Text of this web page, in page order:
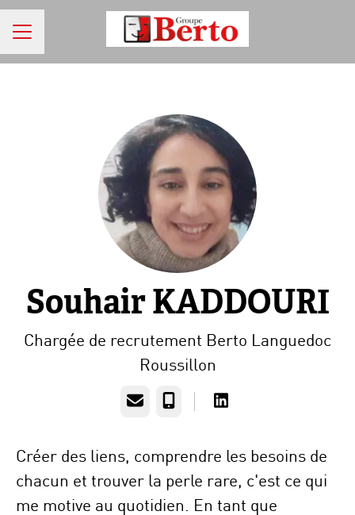
MENU CARRIÈRE
Souhair KADDOURI
Chargée de recrutement Berto Languedoc
Roussillon
E-mail Téléphone
Créer des liens, comprendre les besoins de
chacun et trouver la perle rare, c'est ce qui
me motive au quotidien. En tant que